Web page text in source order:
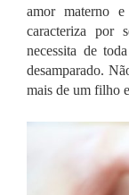
amor materno
caracteriza por
necessita de
desamparado.
mais de um filho